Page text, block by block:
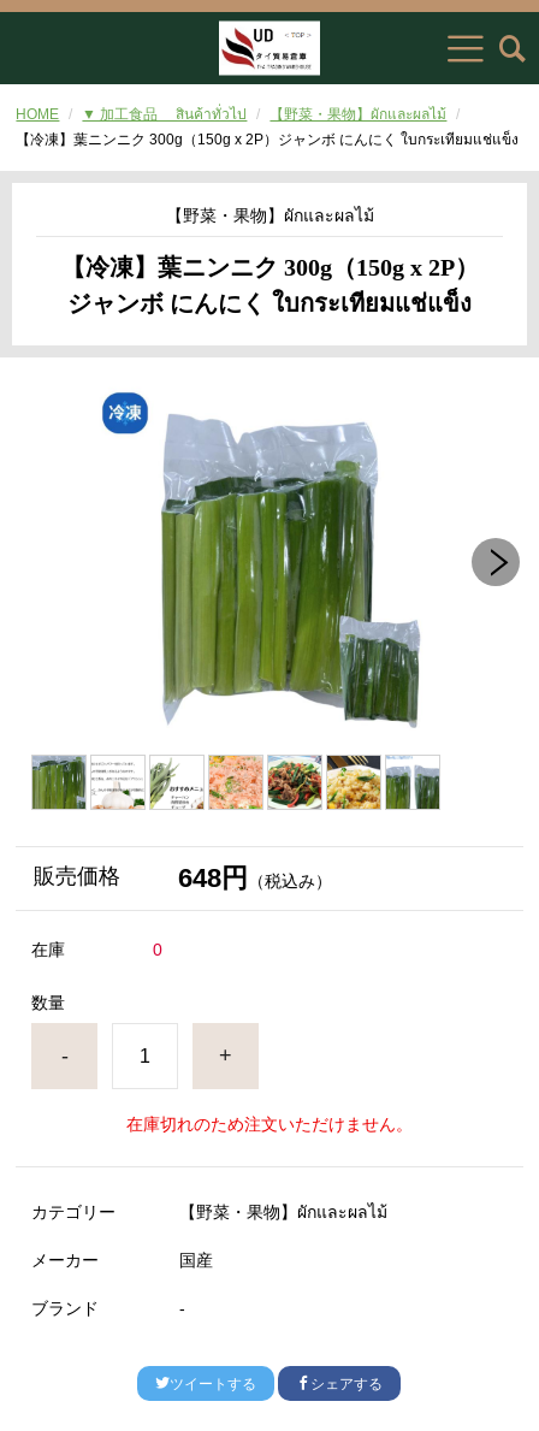
HOME ▼ 加工食品 สินค้าทั่วไป
【野菜・果物】ผักและผลไม้
【冷凍】葉ニンニク 300g（150g x 2P）ジャンボ にんにく ใบกระเทียมแช่แข็ง
【野菜・果物】ผักและผลไม้
【冷凍】葉ニンニク 300g（150g x 2P）
ジャンボ にんにく ใบกระเทียมแช่แข็ง
販売価格 648円 （税込み）
在庫 0
数量
- +
在庫切れのため注文いただけません。
カテゴリー 【野菜・果物】ผักและผลไม้
メーカー 国産
ブランド -
ツイートする シェアする